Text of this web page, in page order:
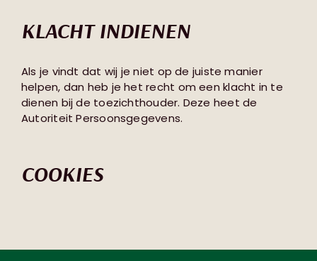
KLACHT INDIENEN
Als je vindt dat wij je niet op de juiste manier
helpen, dan heb je het recht om een klacht in te
dienen bij de toezichthouder. Deze heet de
Autoriteit Persoonsgegevens.
COOKIES